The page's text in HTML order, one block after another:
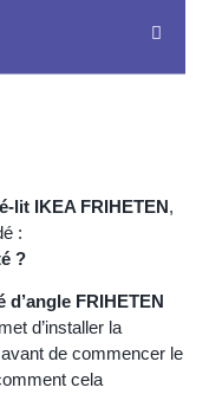
lit IKEA FRIHETEN,
:
?
d’angle FRIHETEN
d’installer la
de commencer le
cela